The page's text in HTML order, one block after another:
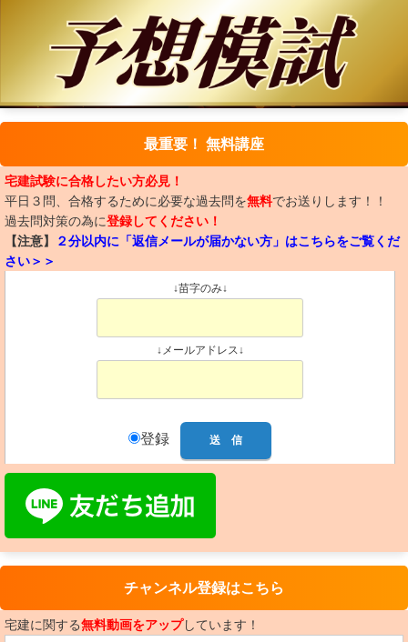
最重要！ 無料講座
宅建試験に合格したい方必見！
平日３問、合格するために必要な過去問を無料でお送りします！！
過去問対策の為に登録してください！
【注意】
２分以内に「返信メールが届かない方」はこちらをご覧くだ
さい＞＞
↓苗字のみ↓
↓メールアドレス↓
登録
チャンネル登録はこちら
宅建に関する無料動画をアップしています！